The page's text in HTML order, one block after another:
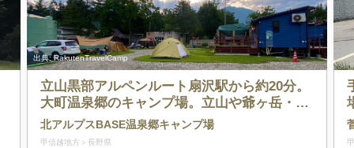
出典:RakutenTravelCamp
立山黒部アルペンルート扇沢駅から約20分。
大町温泉郷のキャンプ場。立山や爺ヶ岳・鹿
島槍ヶ岳等後立山連峰や北アルプスの登山基
地にもご利用下さい。
北アルプスBASE温泉郷キャンプ場
甲信越地方 長野県